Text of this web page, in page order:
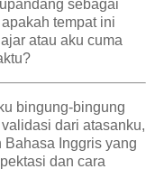
sebagai
tempat ini
atau aku cuma
bingung-bingung
dari atasanku,
Inggris yang
dan cara